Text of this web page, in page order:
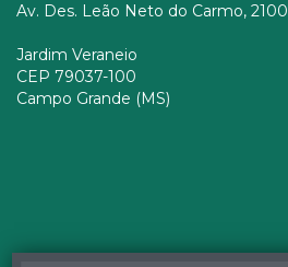
Av. Des. Leão Neto do Carmo, 2100
Jardim Veraneio
CEP 79037-100
Campo Grande (MS)